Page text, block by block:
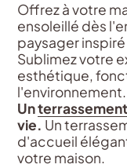
Offrez à votre
ensoleillé dès
paysager
Sublimez votre
esthétique,
l'environnement.
Unterrassement
vie. Un
d'accueil
votre maison.